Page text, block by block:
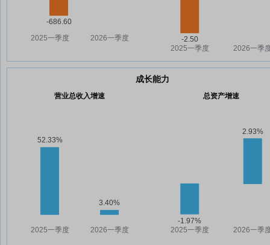
成长能力
营业总收入增速 总资产增速